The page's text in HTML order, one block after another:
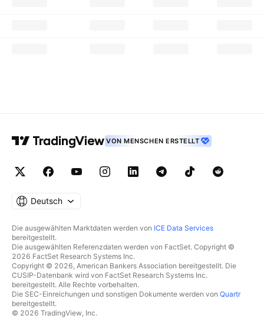
VON MENSCHEN ERSTELLT
Deutsch
Die ausgewählten Marktdaten werden von ICE Data Services
bereitgestellt.
Die ausgewählten Referenzdaten werden von FactSet. Copyright ©
2026 FactSet Research Systems Inc.
Copyright © 2026, American Bankers Association bereitgestellt. Die
CUSIP-Datenbank wird von FactSet Research Systems Inc.
bereitgestellt. Alle Rechte vorbehalten.
Die SEC-Einreichungen und sonstigen Dokumente werden von Quartr
bereitgestellt.
© 2026 TradingView, Inc.